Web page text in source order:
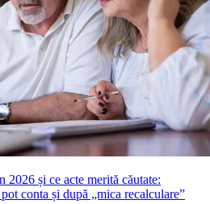
2026 și ce acte merită căutate:
conta și după „mica recalculare”